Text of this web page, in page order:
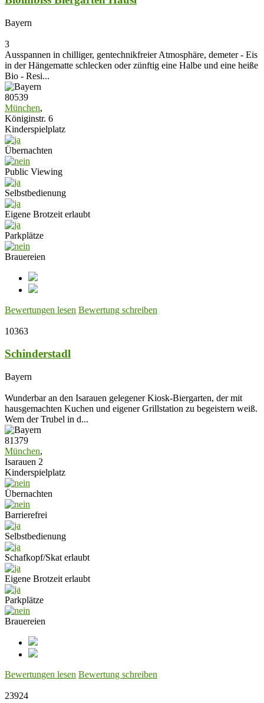
Bayern
3
Ausspannen in chilliger, gentechnikfreier Atmosphäre, demeter - Eis
in der Hängematte schlecken oder zünftig eine Halbe und eine heiße
Bio - Resi...
80539
München,
Königinstr. 6
Kinderspielplatz
Übernachten
Public Viewing
Selbstbedienung
Eigene Brotzeit erlaubt
Parkplätze
Brauereien
Bewertungen lesen Bewertung schreiben
10363
Schinderstadl
Bayern
Wunderbar an den Isarauen gelegener Kiosk-Biergarten, der mit
hausgemachten Kuchen und eigener Grillstation zu begeistern weiß.
Wem der Trubel in d...
81379
München,
Isarauen 2
Kinderspielplatz
Übernachten
Barrierefrei
Selbstbedienung
Schafkopf/Skat erlaubt
Eigene Brotzeit erlaubt
Parkplätze
Brauereien
Bewertungen lesen Bewertung schreiben
23924